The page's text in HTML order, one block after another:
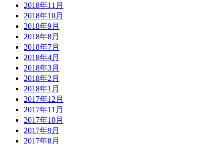
2018年11月
2018年10月
2018年9月
2018年8月
2018年7月
2018年4月
2018年3月
2018年2月
2018年1月
2017年12月
2017年11月
2017年10月
2017年9月
2017年8月